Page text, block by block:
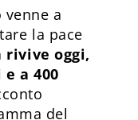
a
la pace
rivive oggi,
a 400
del